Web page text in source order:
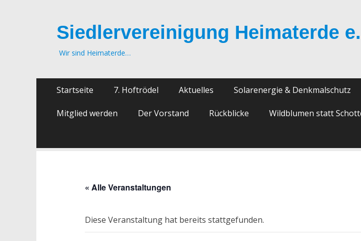
Siedlervereinigung Heimaterde
Wir sind Heimaterde…
Primäres
Inhalt
springen
Startseite 7. Hoftrödel Aktuelles Solarenergie & Denkmalschutz
Mitglied werden Der Vorstand Rückblicke Wildblumen statt
« Alle Veranstaltungen
Diese Veranstaltung hat bereits stattgefunden.